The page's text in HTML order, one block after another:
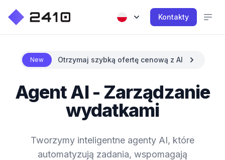
Kontakty
New Otrzymaj szybką ofertę cenową z AI
Agent AI - Zarządzanie
wydatkami
Tworzymy inteligentne agenty AI, które
automatyzują zadania, wspomagają